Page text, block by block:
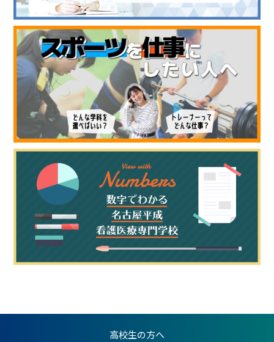
高校生の方へ